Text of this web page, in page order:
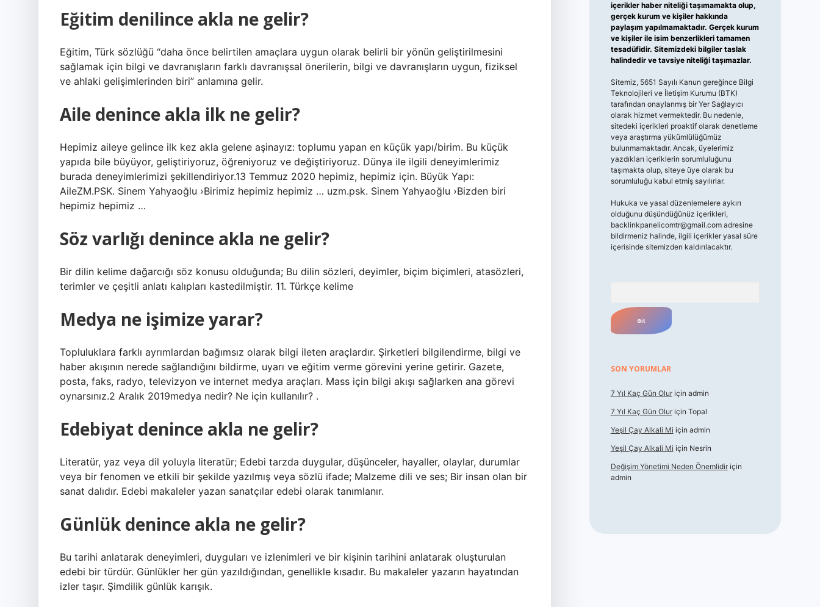
Eğitim denilince akla ne gelir?
Eğitim, Türk sözlüğü “daha önce belirtilen amaçlara uygun olarak belirli bir yönün geliştirilmesini
sağlamak için bilgi ve davranışların farklı davranışsal önerilerin, bilgi ve davranışların uygun, fiziksel
ve ahlaki gelişimlerinden biri” anlamına gelir.
Aile denince akla ilk ne gelir?
Hepimiz aileye gelince ilk kez akla gelene aşinayız: toplumu yapan en küçük yapı/birim. Bu küçük
yapıda bile büyüyor, geliştiriyoruz, öğreniyoruz ve değiştiriyoruz. Dünya ile ilgili deneyimlerimiz
burada deneyimlerimizi şekillendiriyor.13 Temmuz 2020 hepimiz, hepimiz için. Büyük Yapı:
AileZM.PSK. Sinem Yahyaoğlu ›Birimiz hepimiz hepimiz … uzm.psk. Sinem Yahyaoğlu ›Bizden biri
hepimiz hepimiz …
Söz varlığı denince akla ne gelir?
Bir dilin kelime dağarcığı söz konusu olduğunda; Bu dilin sözleri, deyimler, biçim biçimleri, atasözleri,
terimler ve çeşitli anlatı kalıpları kastedilmiştir. 11. Türkçe kelime
Medya ne işimize yarar?
Topluluklara farklı ayrımlardan bağımsız olarak bilgi ileten araçlardır. Şirketleri bilgilendirme, bilgi ve
haber akışının nerede sağlandığını bildirme, uyarı ve eğitim verme görevini yerine getirir. Gazete,
posta, faks, radyo, televizyon ve internet medya araçları. Mass için bilgi akışı sağlarken ana görevi
oynarsınız.2 Aralık 2019medya nedir? Ne için kullanılır? .
Edebiyat denince akla ne gelir?
Literatür, yaz veya dil yoluyla literatür; Edebi tarzda duygular, düşünceler, hayaller, olaylar, durumlar
veya bir fenomen ve etkili bir şekilde yazılmış veya sözlü ifade; Malzeme dili ve ses; Bir insan olan bir
sanat dalıdır. Edebi makaleler yazan sanatçılar edebi olarak tanımlanır.
Günlük denince akla ne gelir?
Bu tarihi anlatarak deneyimleri, duyguları ve izlenimleri ve bir kişinin tarihini anlatarak oluşturulan
edebi bir türdür. Günlükler her gün yazıldığından, genellikle kısadır. Bu makaleler yazarın hayatından
izler taşır. Şimdilik günlük karışık.
içerikler haber niteliği taşımamakta olup,
gerçek kurum ve kişiler hakkında
paylaşım yapılmamaktadır. Gerçek kurum
ve kişiler ile isim benzerlikleri tamamen
tesadüfidir. Sitemizdeki bilgiler taslak
halindedir ve tavsiye niteliği taşımazlar.
Sitemiz, 5651 Sayılı Kanun gereğince Bilgi
Teknolojileri ve İletişim Kurumu (BTK)
tarafından onaylanmış bir Yer Sağlayıcı
olarak hizmet vermektedir. Bu nedenle,
sitedeki içerikleri proaktif olarak denetleme
veya araştırma yükümlülüğümüz
bulunmamaktadır. Ancak, üyelerimiz
yazdıkları içeriklerin sorumluluğunu
taşımakta olup, siteye üye olarak bu
sorumluluğu kabul etmiş sayılırlar.
Hukuka ve yasal düzenlemelere aykırı
olduğunu düşündüğünüz içerikleri,
backlinkpanelicomtr@gmail.comadresine
bildirmeniz halinde, ilgili içerikler yasal süre
içerisinde sitemizden kaldırılacaktır.
SON YORUMLAR
7 Yıl Kaç Gün Oluriçin admin
7 Yıl Kaç Gün Oluriçin Topal
Yeşil Çay Alkali Mi için admin
Yeşil Çay Alkali Mi için Nesrin
Değişim Yönetimi Neden Önemlidiriçin
admin